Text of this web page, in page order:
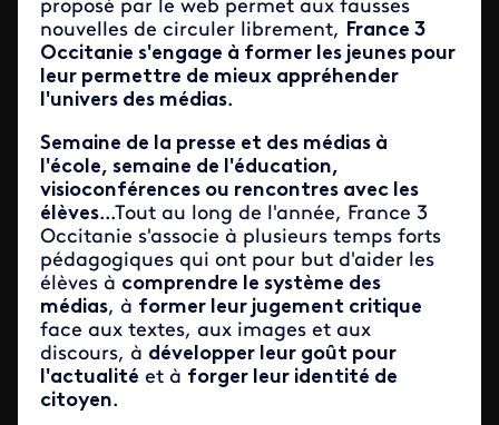
proposé par le web permet aux fausses
nouvelles de circuler librement, France 3
Occitanie s'engage à former les jeunes pour
leur permettre de mieux appréhender
l'univers des médias.
Semaine de la presse et des médias à
l'école, semaine de l'éducation,
visioconférences ou rencontres avec les
élèves...Tout au long de l'année, France 3
Occitanie s'associe à plusieurs temps forts
pédagogiques qui ont pour but d'aider les
élèves à comprendre le système des
médias, à former leur jugement critique
face aux textes, aux images et aux
discours, à développer leur goût pour
l'actualité et à forger leur identité de
citoyen.